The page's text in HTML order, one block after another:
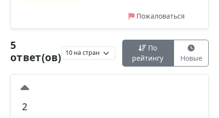
Пожаловаться
5
ответ(ов)
По
рейтингу
Новые
2